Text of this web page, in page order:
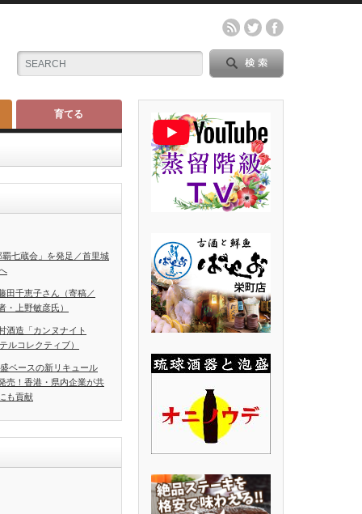
育てる
七蔵会」を発足／首里城
田千恵子さん（寄稿／
・上野敏彦氏）
酒造「カンヌナイト
ルコレクティブ）
ベースの新リキュール
売！香港・県内企業が共
も貢献